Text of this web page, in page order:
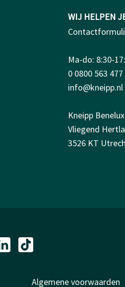
WIJ HELPEN
Ma-do: 8:30-
0 0800 563
info@kneipp.nl
Kneipp Benelux
Vliegend
3526 KT
Algemene voorwaarden